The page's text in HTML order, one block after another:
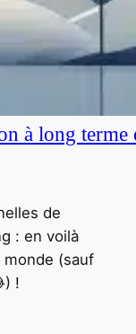
à long terme
de
: en voilà
(sauf
!